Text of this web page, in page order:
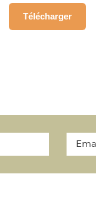
Télécharger